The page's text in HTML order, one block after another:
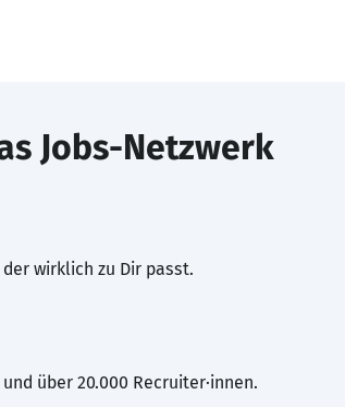
Jobs-Netzwerk
wirklich zu Dir passt.
über 20.000 Recruiter·innen.